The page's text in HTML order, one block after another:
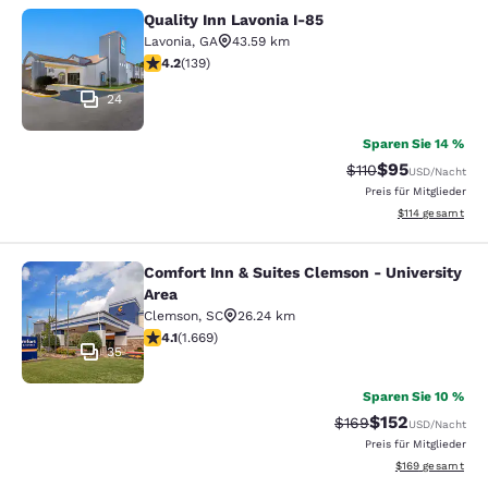
Quality Inn Lavonia I-85
24
Quality Inn Lavonia I-85
Lavonia, GA
43.59 km
4.24-Sterne-Bewertung. Hervorragend. 139
4.2(139)
Sparen Sie 14 %
Durchgestrichener
$110Vergünstigter
$95USD/Nacht
Preis für Mitglieder
Geschätzte
$114 gesamt
Comfort Inn & Suites Clemson -
35
Comfort Inn & Suites Clemson - University
Area
Clemson, SC
26.24 km
4.12-Sterne-Bewertung. Sehr gut. 1669 Bewertungen
4.1(1.669)
Sparen Sie 10 %
Durchgestrichener
$169Vergünstigter
$152USD/Nacht
Preis für Mitglieder
Geschätzte
$169 gesamt